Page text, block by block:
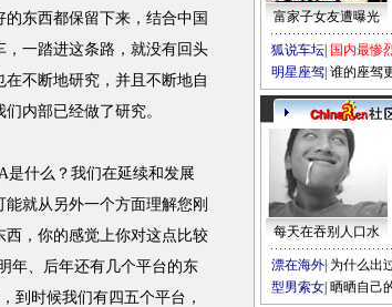
东西都保留下来，结合中国
一踏进这条路，就没有回头
不断地研究，并且不断地自
内部已经做了研究。
什么？我们在延续和发展
就从另外一个方面理解您刚
西，你的感觉上你对这点比较
年、后年还有几个平台的东
到时候我们有四五个平台，
富家子女友遭曝光
狐说车坛 国内最惨
明星座驾 谁的座驾
每天在吞别人口水
漂在海外 为什么出
型男索女 晒晒自己